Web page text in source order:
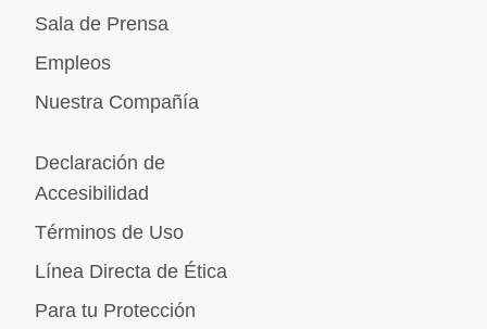
Sala de Prensa
Empleos
Nuestra Compañía
Declaración de
Accesibilidad
Términos de Uso
Línea Directa de Ética
Para tu Protección